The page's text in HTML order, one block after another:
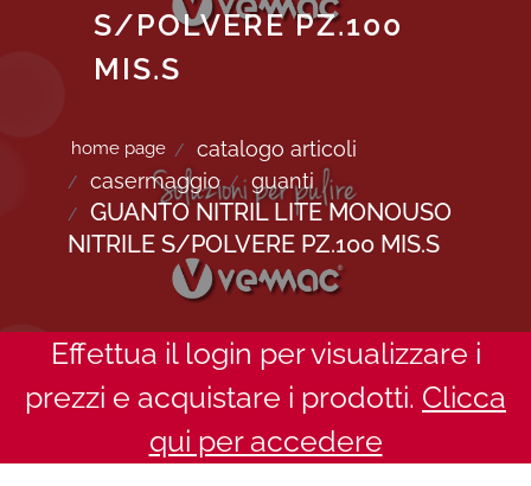
S/POLVERE PZ.100
MIS.S
home page
catalogo articoli
casermaggio
guanti
GUANTO NITRIL LITE MONOUSO
NITRILE S/POLVERE PZ.100 MIS.S
Effettua il login per visualizzare i
prezzi e acquistare i prodotti. Clicca
qui per accedere